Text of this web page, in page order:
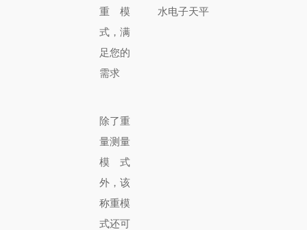
重模
式，满
足您的
需求
除了重
量测量
模式
外，该
称重模
式还可